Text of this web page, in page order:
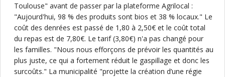
Toulouse" avant de passer par la plateforme Agrilocal :
"Aujourd'hui, 98 % des produits sont bios et 38 % locaux." Le
coût des denrées est passé de 1,80 à 2,50€ et le coût total
du repas est de 7,80€. Le tarif (3,80€) n'a pas changé pour
les familles. "Nous nous efforçons de prévoir les quantités au
plus juste, ce qui a fortement réduit le gaspillage et donc les
surcoûts." La municipalité "projette la création d’une régie